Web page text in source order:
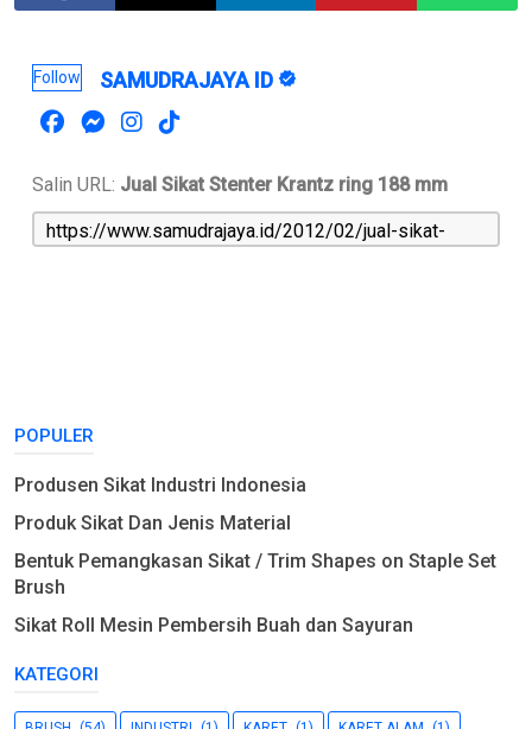
Follow SAMUDRAJAYA ID
Salin URL: Jual Sikat Stenter Krantz ring 188 mm
POPULER
Produsen Sikat Industri Indonesia
Produk Sikat Dan Jenis Material
Bentuk Pemangkasan Sikat / Trim Shapes on Staple Set
Brush
Sikat Roll Mesin Pembersih Buah dan Sayuran
KATEGORI